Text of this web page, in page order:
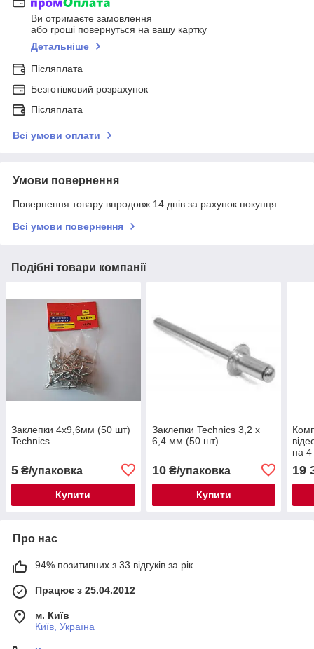
Ви отримаєте замовлення
або гроші повернуться на вашу картку
Детальніше
Післяплата
Безготівковий розрахунок
Післяплата
Всі умови оплати
Умови повернення
Повернення товару впродовж 14 днів за рахунок покупця
Всі умови повернення
Подібні товари компанії
Заклепки 4х9,6мм (50 шт)
Technics
5 ₴/упаковка
Купити
Заклепки Technics 3,2 x
6,4 мм (50 шт)
10₴/упаковка
Купити
на
19
Про нас
94% позитивних з 33 відгуків за рік
Працює з 25.04.2012
м. Київ
Київ, Україна